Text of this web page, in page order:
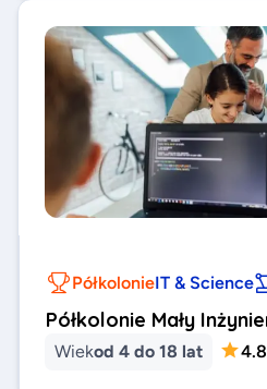
PółkolonieIT & Science
Półkolonie Mały
Wiekod 4 do 18 lat 4.8